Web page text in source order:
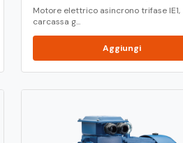
Motore elettrico asincrono trifase IE1,
carcassa g...
Aggiungi